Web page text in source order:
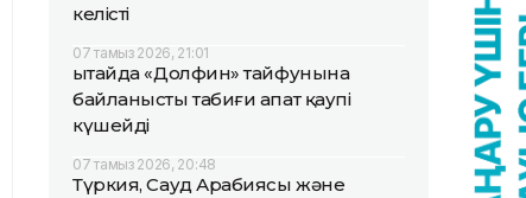
келісті
07 тамыз 2026, 21:01
Қытайда «Долфин» тайфунына
байланысты табиғи апат қаупі
күшейді
07 тамыз 2026, 20:48
Түркия, Сауд Арабиясы және